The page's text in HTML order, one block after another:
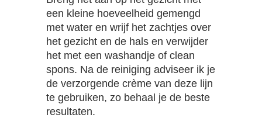
een kleine hoeveelheid gemengd
met water en wrijf het zachtjes over
het gezicht en de hals en verwijder
het met een washandje of clean
spons. Na de reiniging adviseer ik je
de verzorgende crème van deze lijn
te gebruiken, zo behaal je de beste
resultaten.